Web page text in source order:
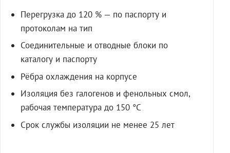
Перегрузка до 120 % — по паспорту и
протоколам на тип
Соединительные и отводные блоки по
каталогу и паспорту
Рёбра охлаждения на корпусе
Изоляция без галогенов и фенольных смол,
рабочая температура до 150 °C
Срок службы изоляции не менее 25 лет